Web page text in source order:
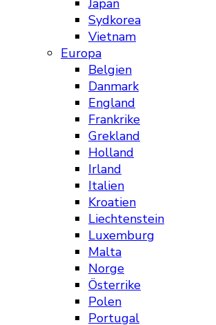
Japan
Sydkorea
Vietnam
Europa
Belgien
Danmark
England
Frankrike
Grekland
Holland
Irland
Italien
Kroatien
Liechtenstein
Luxemburg
Malta
Norge
Österrike
Polen
Portugal